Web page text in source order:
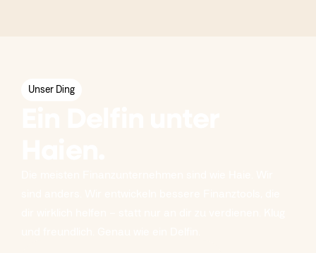
Unser Ding